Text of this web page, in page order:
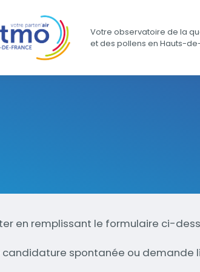
Votre observatoire de la
et des pollens en Hauts-
en remplissant le formulaire ci-
candidature spontanée ou demande